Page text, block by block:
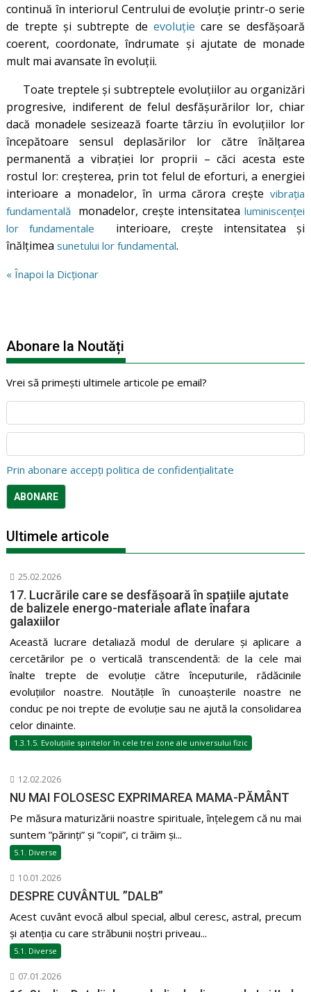
continuă în interiorul Centrului de evoluţie printr-o serie
de trepte și subtrepte de evoluție care se desfășoară
coerent, coordonate, îndrumate și ajutate de monade
mult mai avansate în evoluții.
Toate treptele și subtreptele evoluțiilor au organizări
progresive, indiferent de felul desfășurărilor lor, chiar
dacă monadele sesizează foarte târziu în evoluțiilor lor
începătoare sensul deplasărilor lor către înălțarea
permanentă a vibrației lor proprii – căci acesta este
rostul lor: creșterea, prin tot felul de eforturi, a energiei
interioare a monadelor, în urma cărora crește vibrația
fundamentală monadelor, crește intensitatea luminiscenței
lor fundamentale
interioare, crește intensitatea și
înălțimeasunetului lor fundamental.
« Înapoi la Dicționar
Abonare la Noutăți
Vrei să primești ultimele articole pe email?
Prin abonare accepți politica de confidențialitate
Ultimele articole
25.02.2026
17. Lucrările care se desfășoară în spațiile ajutate
de balizele energo-materiale aflate înafara
galaxiilor
Această lucrare detaliază modul de derulare și aplicare a
cercetărilor pe o verticală transcendentă: de la cele mai
înalte trepte de evoluție către începuturile, rădăcinile
evoluțiilor noastre. Noutățile în cunoașterile noastre ne
conduc pe noi trepte de evoluție sau ne ajută la consolidarea
celor dinainte.
1.3.1.5. Evoluțiile spiritelor în cele trei zone ale universului fizic
12.02.2026
NU MAI FOLOSESC EXPRIMAREA MAMA-PĂMÂNT
Pe măsura maturizării noastre spirituale, înțelegem că nu mai
suntem ”părinți” și ”copii”, ci trăim și...
5.1. Diverse
10.01.2026
DESPRE CUVÂNTUL ”DALB”
Acest cuvânt evocă albul special, albul ceresc, astral, precum
și atenția cu care străbunii noștri priveau...
5.1. Diverse
07.01.2026